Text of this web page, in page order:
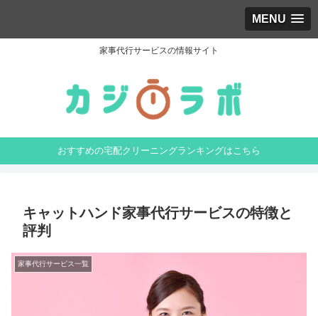
MENU
家事代行サービスの情報サイト
おすすめの宅配クリーニングランキングはこちら
キャットハンド家事代行サービスの特徴と
評判
家事代行サービス一覧